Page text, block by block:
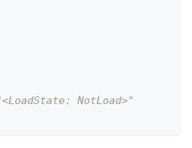
NotLoad>"